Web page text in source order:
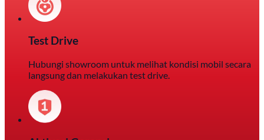
Test Drive
Hubungi showroom untuk melihat kondisi mobil secara
langsung dan melakukan test drive.